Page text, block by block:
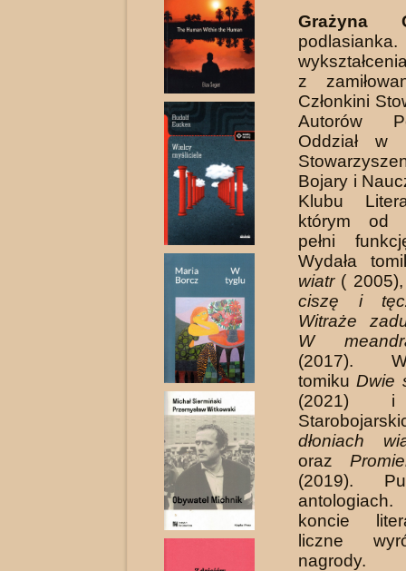
Grażyna
z
Członkini
Autorów
Oddział w
Bojary i
Klubu
którym od
pełni
Wydała
wiatr(
ciszę i
Witraże
W
(2017).
tomikuDwie
(2021) i
dłoniach
oraz
(2019).
koncie
liczne
nagrody.